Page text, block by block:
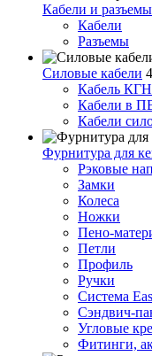
Кабели и разъемы
Кабели
Разъемы
Силовые кабели
Кабель КГН
Кабели в
Кабели
Фурнитура для
Рэковые
Замки
Колеса
Ножки
Пено-
Петли
Профиль
Ручки
Система
Сэндвич-
Угловые
Фитинги,